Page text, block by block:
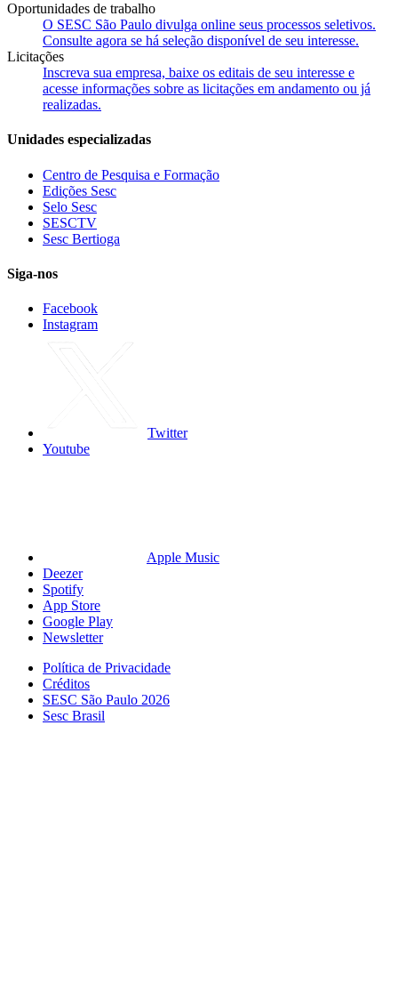
Oportunidades de trabalho
O SESC São Paulo divulga online seus processos seletivos.
Consulte agora se há seleção disponível de seu interesse.
Licitações
Inscreva sua empresa, baixe os editais de seu interesse e
acesse informações sobre as licitações em andamento ou já
realizadas.
Unidades especializadas
Centro de Pesquisa e Formação
Edições Sesc
Selo Sesc
SESCTV
Sesc Bertioga
Siga-nos
Facebook
Instagram
Twitter
Youtube
Apple Music
Deezer
Spotify
App Store
Google Play
Newsletter
Política de Privacidade
Créditos
SESC São Paulo 2026
Sesc Brasil